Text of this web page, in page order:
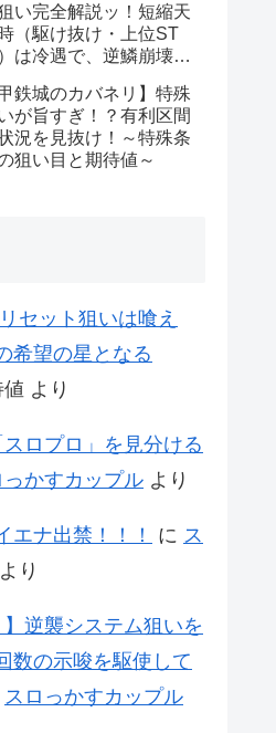
い完全解説ッ！短縮天
（駆け抜け・上位ST
は冷遇で、逆鱗崩壊ハ
？
甲鉄城のカバネリ】特殊
が旨すぎ！？有利区間
況を見抜け！～特殊条
狙い目と期待値～
セット狙いは喰え
希望の星となる
値 より
スロプロ」を見分ける
っかすカップル より
エナ出禁！！！ に ス
より
】逆襲システム狙いを
数の示唆を駆使して
スロっかすカップル